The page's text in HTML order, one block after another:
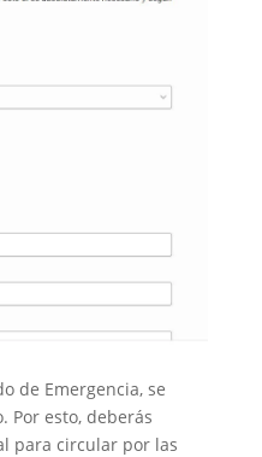
de Emergencia, se
esto, deberás
para circular por las